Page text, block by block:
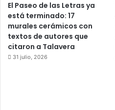
El Paseo de las Letras ya
está terminado: 17
murales cerámicos con
textos de autores que
citaron a Talavera
31 julio, 2026